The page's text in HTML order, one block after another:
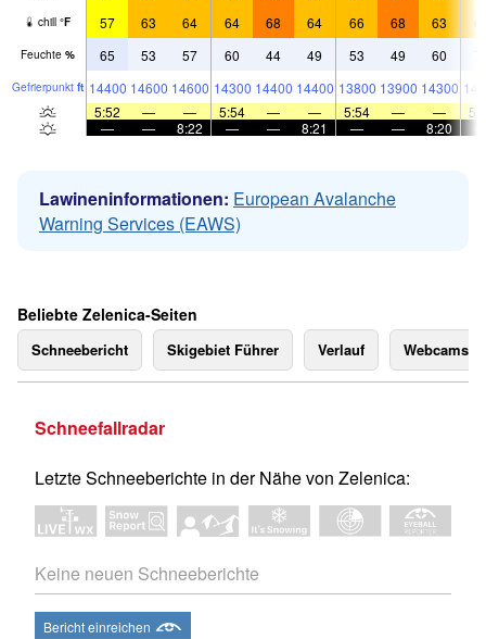
chill °F 57 63 64 64 68 64 66 68 63
Feuchte % 65 53 57 60 44 49 53 49 60
Gefrier­punkt ft 14400 14600 14600 14300 14400 14400 13800 13900 14300
5:52
— — 5:54 — — 5:54 — —
—
— 8:22 — — 8:21 — — 8:20
Lawineninformationen: European Avalanche
Warning Services (EAWS)
Beliebte Zelenica-Seiten
Schneebericht Skigebiet Führer Verlauf Webcams
Schneefallradar
Letzte Schneeberichte in der Nähe von Zelenica:
Keine neuen Schneeberichte
Bericht einreichen